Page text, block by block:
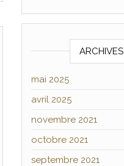
ARCHIVES
mai 2025
avril 2025
novembre 2021
octobre 2021
septembre 2021